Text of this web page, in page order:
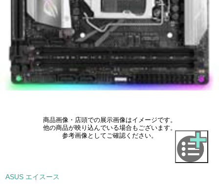
商品画像・店頭での展示画像はイメージです。
他の商品が映り込んでいる場合もございます。
参考画像としてご確認ください。
ASUS エイスース